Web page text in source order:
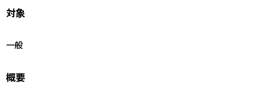
対象
一般
概要